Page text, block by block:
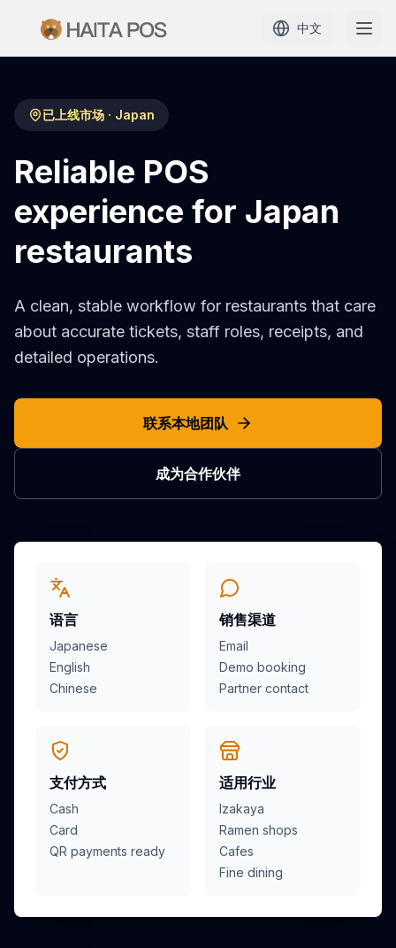
中文
解决方案
案例
开始使用
已上线市场 · Japan
Reliable POS
experience for Japan
restaurants
A clean, stable workflow for restaurants that care
about accurate tickets, staff roles, receipts, and
detailed operations.
联系本地团队
成为合作伙伴
语言
Japanese
English
Chinese
销售渠道
Email
Demo booking
Partner contact
支付方式
Cash
Card
QR payments ready
适用行业
Izakaya
Ramen shops
Cafes
Fine dining